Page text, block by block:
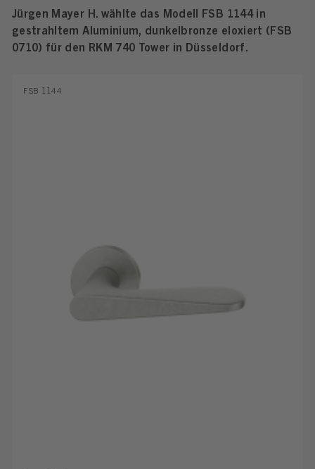
Jürgen Mayer H. wählte das Modell FSB 1144 in
gestrahltem Aluminium, dunkelbronze eloxiert (FSB
0710) für den RKM 740 Tower in Düsseldorf.
FSB 1144